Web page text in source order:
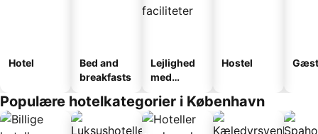
Hotel
Bed and
breakfasts
Lejlighed
med
Hostel
Populære hotelkategorier i København